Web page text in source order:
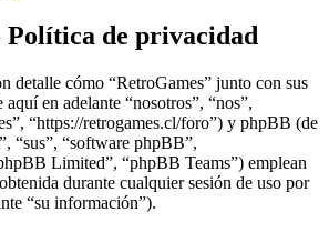
Política de privacidad
detalle cómo “RetroGames” junto con sus
aquí en adelante “nosotros”, “nos”,
“https://retrogames.cl/foro”) y phpBB (de
“sus”, “software phpBB”,
Limited”, “phpBB Teams”) emplean
durante cualquier sesión de uso por
“su información”).